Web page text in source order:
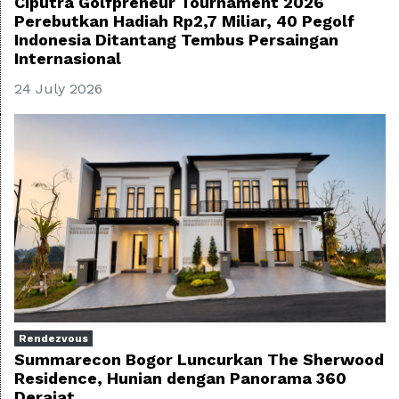
Perebutkan Hadiah Rp2,7 Miliar, 40 Pegolf
Indonesia Ditantang Tembus Persaingan
Internasional
24 July 2026
Rendezvous
Summarecon Bogor Luncurkan The Sherwood
Residence, Hunian dengan Panorama 360